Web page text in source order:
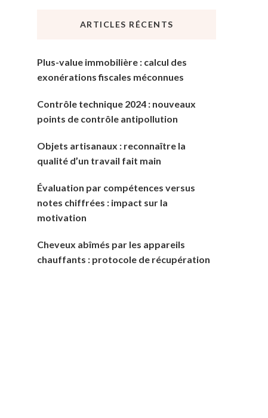
ARTICLES RÉCENTS
Plus-value immobilière : calcul des
exonérations fiscales méconnues
Contrôle technique 2024 : nouveaux
points de contrôle antipollution
Objets artisanaux : reconnaître la
qualité d’un travail fait main
Évaluation par compétences versus
notes chiffrées : impact sur la
motivation
Cheveux abîmés par les appareils
chauffants : protocole de récupération